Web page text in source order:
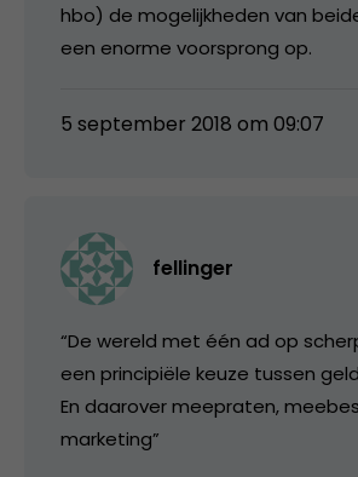
hbo) de mogelijkheden van
een enorme voorsprong op.
5 september 2018 om 09:07
fellinger
“De wereld met één ad op
een principiële keuze tussen
En daarover meepraten,
marketing”